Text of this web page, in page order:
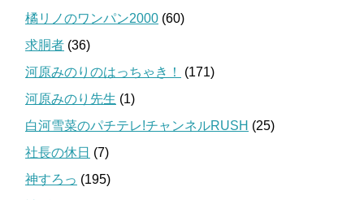
橘リノのワンパン2000 (60)
求胴者 (36)
河原みのりのはっちゃき！
(171)
河原みのり先生 (1)
白河雪菜のパチテレ!チャンネルRUSH (25)
社長の休日 (7)
神すろっ (195)